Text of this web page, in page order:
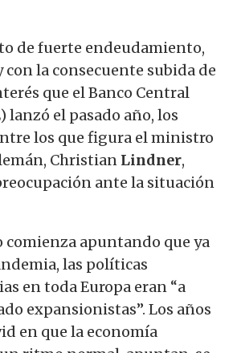
de fuerte endeudamiento,
la consecuente subida de
que el Banco Central
lanzó el pasado año, los
los que figura el ministro
Christian Lindner,
ante la situación
comienza apuntando que ya
las políticas
en toda Europa eran “a
expansionistas”. Los años
en que la economía